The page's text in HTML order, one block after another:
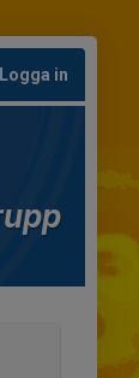
Logga in